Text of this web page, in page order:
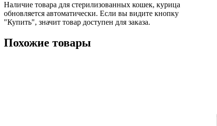
Наличие товара для стерилизованных кошек, курица
обновляется автоматически. Если вы видите кнопку
"Купить", значит товар доступен для заказа.
Похожие товары